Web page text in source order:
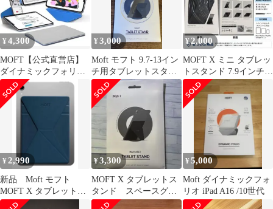
¥ 4,300
MOFT【公式直営店】
ダイナミックフォリオ
iPad mini7 ケース
¥3,000
Moft モフト 9.7-13イン
チ用タブレットスタン
ド MS009M-1-BU
¥2,000
MOFT X ミニ タブレッ
トスタンド 7.9インチ以
下対応 超薄型
¥2,990
新品 Moft モフト
MOFT X タブレットス
タンドミニワンダーラ
¥3,300
MOFT X タブレットス
タンド スペースグレ
イ
¥5,000
Moft ダイナミックフォ
リオ iPad A16 /10世代